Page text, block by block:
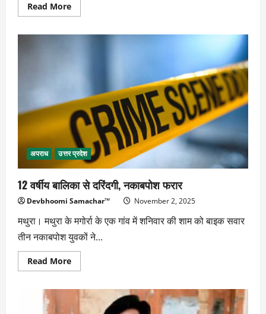
Read MoreRead
more
अपराध उत्तर प्रदेश
12 वर्षीय बालिका से दरिंदगी, नकाबपोश फरार
Devbhoomi Samachar™ November 2, 2025
मथुरा। मथुरा के मगोर्रा के एक गांव में शनिवार की शाम को बाइक सवार
तीन नकाबपोश युवकों ने...
Read MoreRead
more
बालिका
से